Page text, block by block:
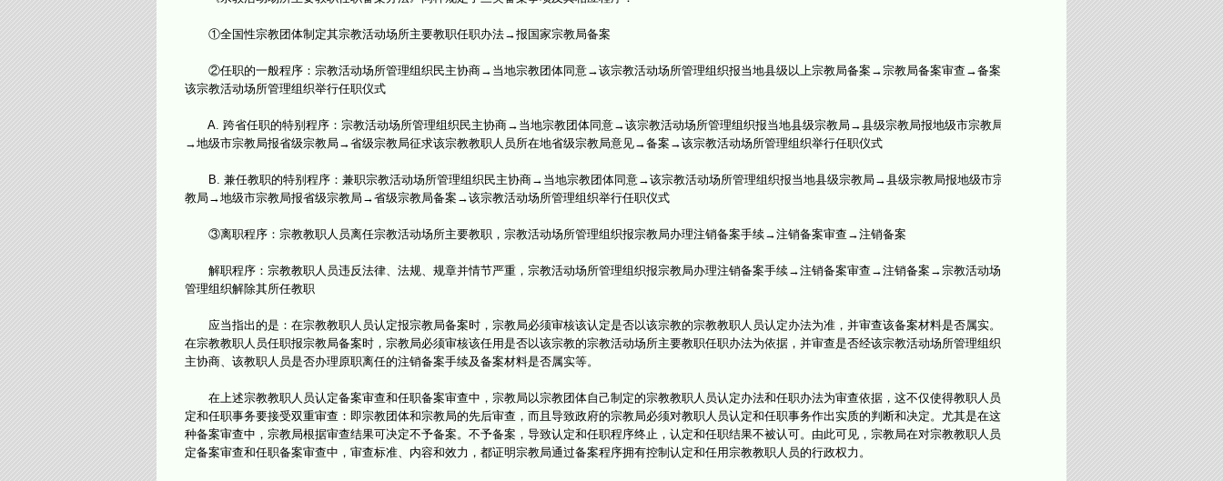
①全国性宗教团体制定其宗教活动场所主要教职任职办法→报国家宗教局备案
②任职的一般程序：宗教活动场所管理组织民主协商→当地宗教团体同意→该宗教活动场所管理组织报当地县级以上宗教局备案→宗教局备案审查→备案→
该宗教活动场所管理组织举行任职仪式
A. 跨省任职的特别程序：宗教活动场所管理组织民主协商→当地宗教团体同意→该宗教活动场所管理组织报当地县级宗教局→县级宗教局报地级市宗教局
→地级市宗教局报省级宗教局→省级宗教局征求该宗教教职人员所在地省级宗教局意见→备案→该宗教活动场所管理组织举行任职仪式
B. 兼任教职的特别程序：兼职宗教活动场所管理组织民主协商→当地宗教团体同意→该宗教活动场所管理组织报当地县级宗教局→县级宗教局报地级市宗
教局→地级市宗教局报省级宗教局→省级宗教局备案→该宗教活动场所管理组织举行任职仪式
③离职程序：宗教教职人员离任宗教活动场所主要教职，宗教活动场所管理组织报宗教局办理注销备案手续→注销备案审查→注销备案
解职程序：宗教教职人员违反法律、法规、规章并情节严重，宗教活动场所管理组织报宗教局办理注销备案手续→注销备案审查→注销备案→宗教活动场所
管理组织解除其所任教职
应当指出的是：在宗教教职人员认定报宗教局备案时，宗教局必须审核该认定是否以该宗教的宗教教职人员认定办法为准，并审查该备案材料是否属实。而
在宗教教职人员任职报宗教局备案时，宗教局必须审核该任用是否以该宗教的宗教活动场所主要教职任职办法为依据，并审查是否经该宗教活动场所管理组织民
主协商、该教职人员是否办理原职离任的注销备案手续及备案材料是否属实等。
在上述宗教教职人员认定备案审查和任职备案审查中，宗教局以宗教团体自己制定的宗教教职人员认定办法和任职办法为审查依据，这不仅使得教职人员认
定和任职事务要接受双重审查：即宗教团体和宗教局的先后审查，而且导致政府的宗教局必须对教职人员认定和任职事务作出实质的判断和决定。尤其是在这两
种备案审查中，宗教局根据审查结果可决定不予备案。不予备案，导致认定和任职程序终止，认定和任职结果不被认可。由此可见，宗教局在对宗教教职人员认
定备案审查和任职备案审查中，审查标准、内容和效力，都证明宗教局通过备案程序拥有控制认定和任用宗教教职人员的行政权力。